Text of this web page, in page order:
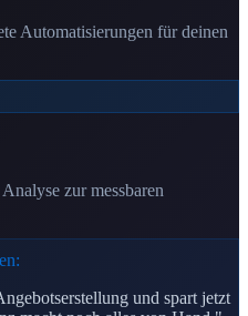
Automatisierungen für deinen
zur messbaren
und spart jetzt